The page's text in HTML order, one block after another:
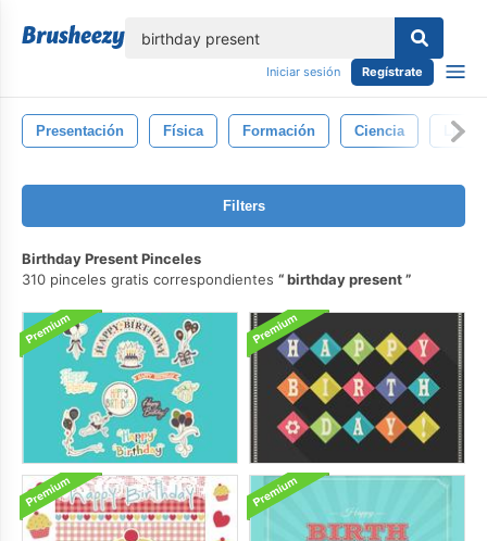
Iniciar sesión Regístrate
Presentación Física Formación Ciencia Libro
Filters
Birthday Present Pinceles
310 pinceles gratis correspondientes
birthday present